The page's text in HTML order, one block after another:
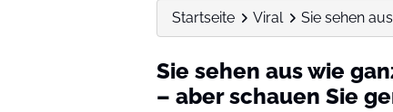
Startseite Viral Sie sehen
Sie sehen aus wie
– aber schauen Sie